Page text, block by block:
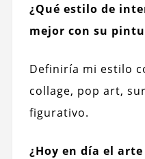
¿Qué estilo de
mejor con su
Definiría mi estilo
collage, pop art,
figurativo.
¿Hoy en día el